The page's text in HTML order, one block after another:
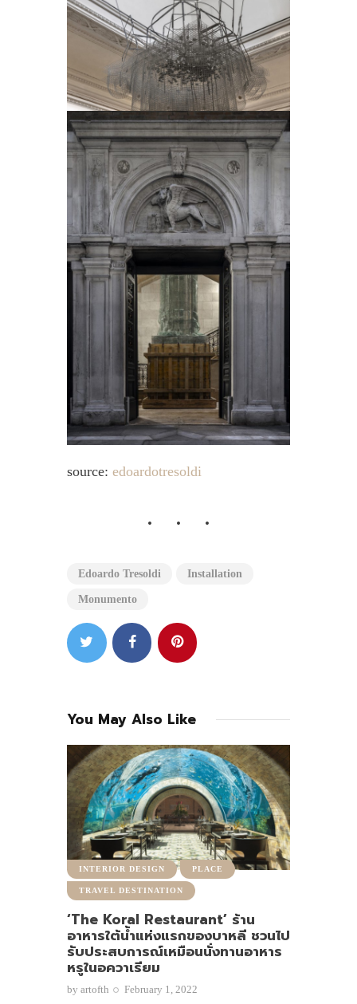
source: edoardotresoldi
Edoardo Tresoldi Installation
Monumento
You May Also Like
INTERIOR DESIGN PLACE
TRAVEL DESTINATION
‘The Koral Restaurant’ ร้าน
อาหารใต้น้ำแห่งแรกของบาหลี ชวนไป
รับประสบการณ์เหมือนนั่งทานอาหาร
หรูในอควาเรียม
by artofth February 1, 2022